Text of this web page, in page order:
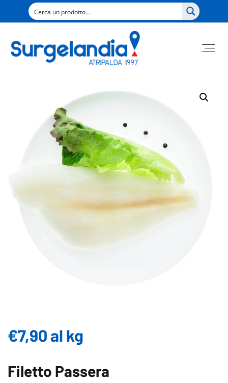
€7,90 al kg
Filetto Passera